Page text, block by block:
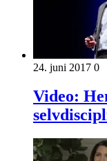
24. juni 2017 0
Video: